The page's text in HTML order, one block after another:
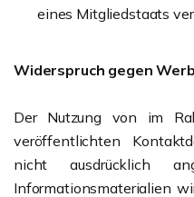
eines Mitgliedstaats
Widerspruch gegen
Der Nutzung von im
veröffentlichten
nicht ausdrücklich
Informationsmaterialien